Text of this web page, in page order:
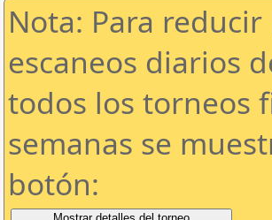
Nota: Para
escaneos diarios
todos los torneos
semanas se
botón: